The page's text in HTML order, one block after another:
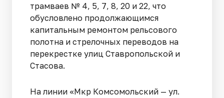
трамваев № 4, 5, 7, 8, 20 и 22, что
обусловлено продолжающимся
капитальным ремонтом рельсового
полотна и стрелочных переводов на
перекрестке улиц Ставропольской и
Стасова.
На линии «Мкр Комсомольский — ул.